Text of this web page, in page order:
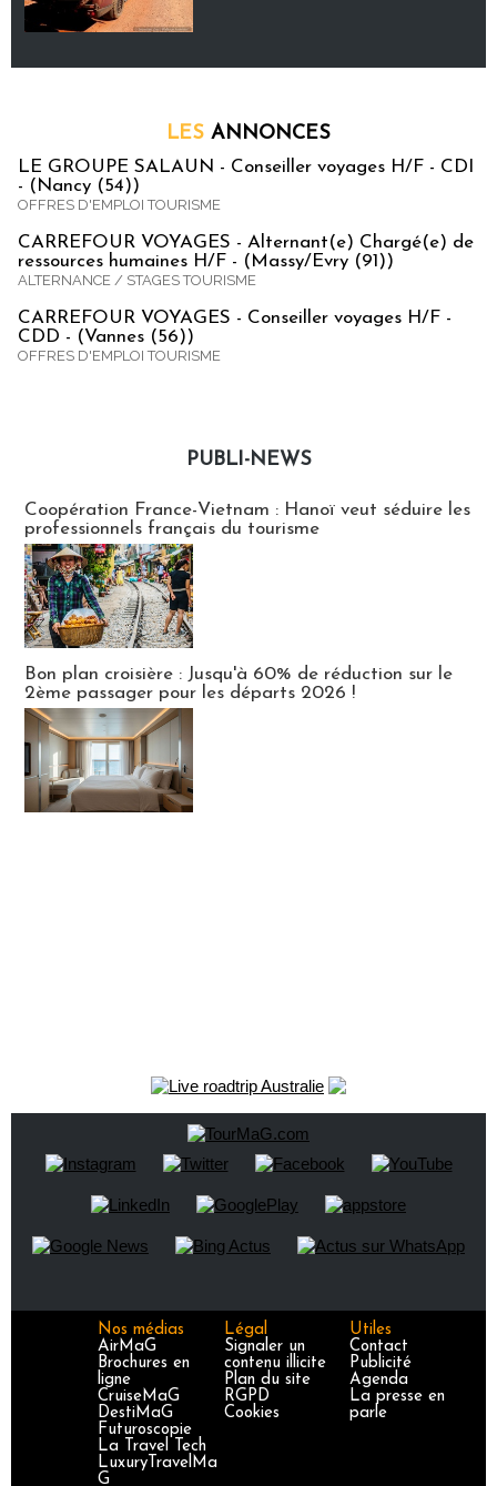
LES ANNONCES
LE GROUPE SALAUN - Conseiller voyages H/F - CDI
- (Nancy (54))
OFFRES D'EMPLOI TOURISME
CARREFOUR VOYAGES - Alternant(e) Chargé(e) de
ressources humaines H/F - (Massy/Evry (91))
ALTERNANCE / STAGES TOURISME
CARREFOUR VOYAGES - Conseiller voyages H/F -
CDD - (Vannes (56))
OFFRES D'EMPLOI TOURISME
PUBLI-NEWS
Coopération France-Vietnam : Hanoï veut séduire les
professionnels français du tourisme
Bon plan croisière : Jusqu'à 60% de réduction sur le
2ème passager pour les départs 2026 !
Nos médias
AirMaG
Brochures en
ligne
CruiseMaG
DestiMaG
Futuroscopie
La Travel Tech
LuxuryTravelMa
G
Légal
Signaler un
contenu illicite
Plan du site
RGPD
Cookies
Utiles
Contact
Publicité
Agenda
La presse en
parle